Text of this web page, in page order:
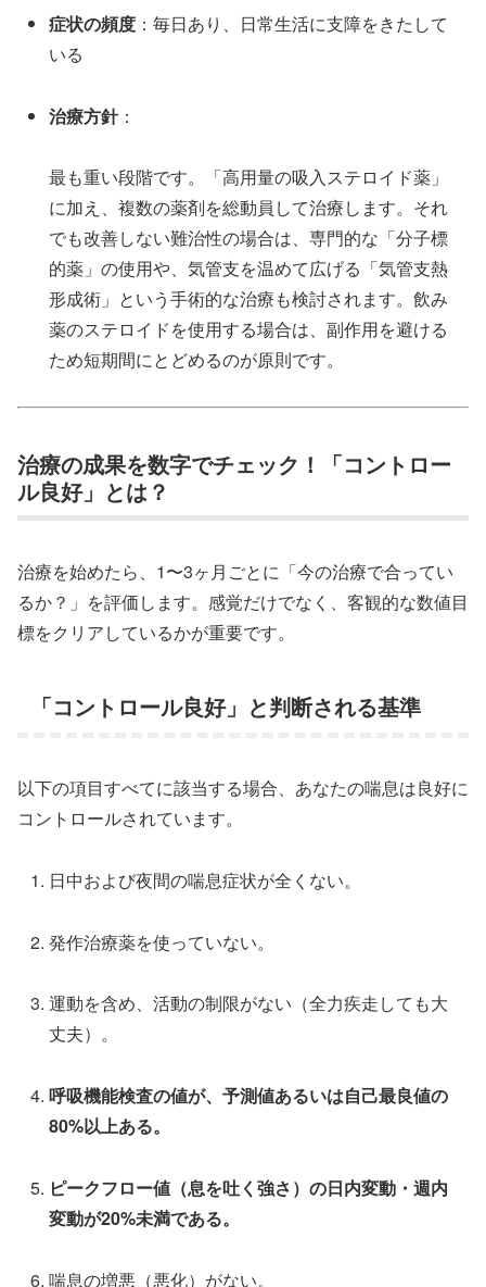
症状の頻度 ：毎日あり、日常生活に支障をきたして
いる
治療方針：
最も重い段階です。「高用量の吸入ステロイド薬」
に加え、複数の薬剤を総動員して治療します。それ
でも改善しない難治性の場合は、専門的な「分子標
的薬」の使用や、気管支を温めて広げる「気管支熱
形成術」という手術的な治療も検討されます。飲み
薬のステロイドを使用する場合は、副作用を避ける
ため短期間にとどめるのが原則です。
治療の成果を数字でチェック！「コントロー
ル良好」とは？
治療を始めたら、1〜3ヶ月ごとに「今の治療で合ってい
るか？」を評価します。感覚だけでなく、客観的な数値目
標をクリアしているかが重要です。
「コントロール良好」と判断される基準
以下の項目すべてに該当する場合、あなたの喘息は良好に
コントロールされています。
日中および夜間の喘息症状が全くない。
発作治療薬を使っていない。
運動を含め、活動の制限がない（全力疾走しても大
丈夫）。
呼吸機能検査の値が、予測値あるいは自己最良値の
80%以上ある。
ピークフロー値（息を吐く強さ）の日内変動・週内
変動が20%未満である。
喘息の増悪（悪化）がない。